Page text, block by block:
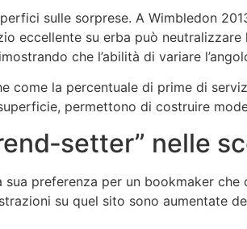
sulle sorprese. A Wimbledon
eccellente su erba può
che l’abilità di variare
come la percentuale di prime di
permettono di costruire
nelle
preferenza per un bookmaker che
su quel sito sono aumentate